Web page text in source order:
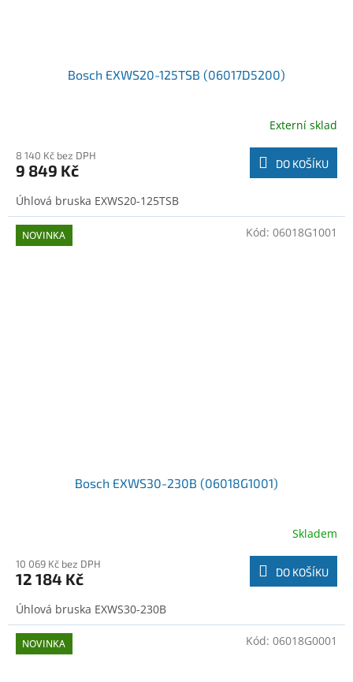
Bosch EXWS20-125TSB (06017D5200)
Externí sklad
8 140 Kč bez DPH
9 849 Kč DO KOŠÍKU
Úhlová bruska EXWS20-125TSB
NOVINKA
Bosch EXWS30-230B (06018G1001)
Skladem
10 069 Kč bez DPH
12 184 Kč DO KOŠÍKU
Úhlová bruska EXWS30-230B
Kód: 06018G1001
NOVINKA Kód: 06018G0001